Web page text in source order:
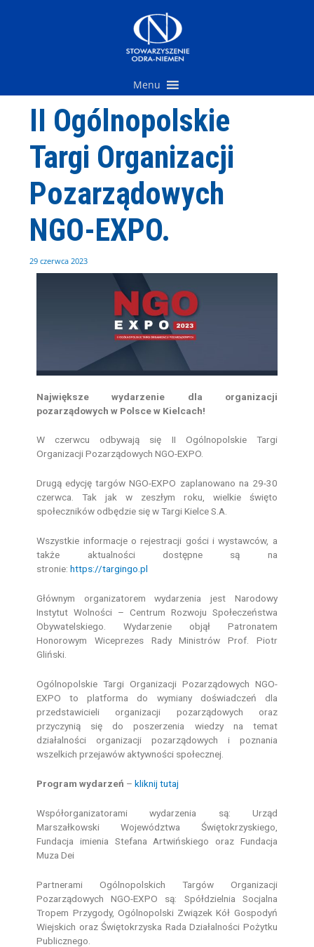
Menu
II Ogólnopolskie
Targi Organizacji
Pozarządowych
NGO-EXPO.
29 czerwca 2023
Największe wydarzenie dla organizacji
pozarządowych w Polsce w Kielcach!
W czerwcu odbywają się II Ogólnopolskie Targi
Organizacji Pozarządowych NGO-EXPO.
Drugą edycję targów NGO-EXPO zaplanowano na 29-30
czerwca. Tak jak w zeszłym roku, wielkie święto
społeczników odbędzie się w Targi Kielce S.A.
Wszystkie informacje o rejestracji gości i wystawców, a
także aktualności dostępne są na
stronie:https://targingo.pl
Głównym organizatorem wydarzenia jest Narodowy
Instytut Wolności – Centrum Rozwoju Społeczeństwa
Obywatelskiego. Wydarzenie objął Patronatem
Honorowym Wiceprezes Rady Ministrów Prof. Piotr
Gliński.
Ogólnopolskie Targi Organizacji Pozarządowych NGO-
EXPO to platforma do wymiany doświadczeń dla
przedstawicieli organizacji pozarządowych oraz
przyczynią się do poszerzenia wiedzy na temat
działalności organizacji pozarządowych i poznania
wszelkich przejawów aktywności społecznej.
Program wydarzeń –kliknij tutaj
Współorganizatorami wydarzenia są: Urząd
Marszałkowski Województwa Świętokrzyskiego,
Fundacja imienia Stefana Artwińskiego oraz Fundacja
Muza Dei
Partnerami Ogólnopolskich Targów Organizacji
Pozarządowych NGO-EXPO są: Spółdzielnia Socjalna
Tropem Przygody, Ogólnopolski Związek Kół Gospodyń
Wiejskich oraz Świętokrzyska Rada Działalności Pożytku
Publicznego.